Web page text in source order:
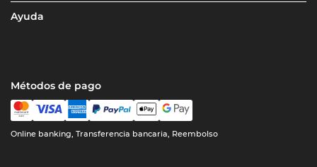
Ayuda
Métodos de pago
Online banking, Transferencia bancaria, Reembolso